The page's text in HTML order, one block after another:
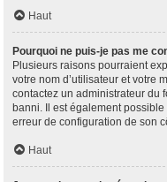
Haut
Pourquoi ne puis-je pas me
Plusieurs raisons pourraient
votre nom d’utilisateur et votre
contactez un administrateur du
banni. Il est également
erreur de configuration de son
Haut